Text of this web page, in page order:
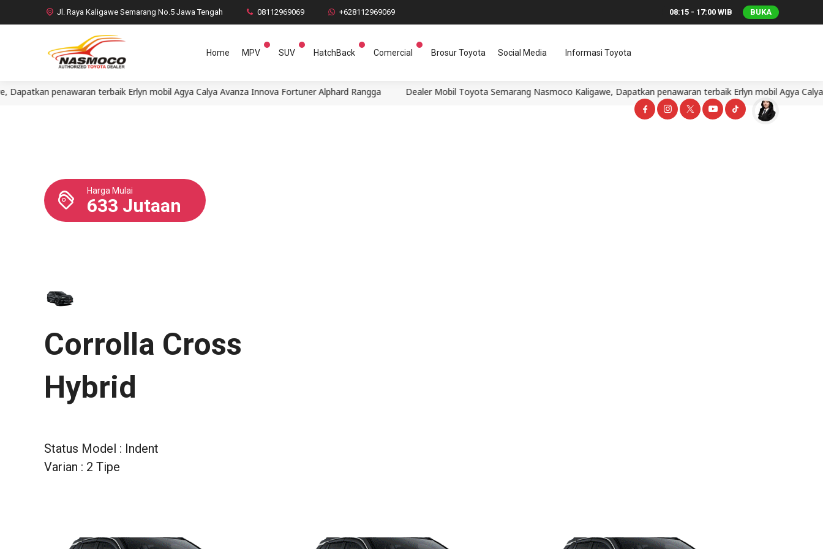
Jl. Raya Kaligawe Semarang No.5 Jawa Tengah 08112969069 +628112969069 08:15 - 17:00 WIB BUKA
Home MPV SUV HatchBack Comercial Brosur Toyota Social Media Informasi Toyota
terbaik Erlyn mobil Agya Calya Avanza Innova Fortuner Alphard Rangga Dealer Mobil Toyota Semarang Nasmoco Kaligawe, Dapatkan penawaran terbaik Erlyn mobil Agya Calya Avanza
Harga Mulai
633 Jutaan
Corrolla Cross
Hybrid
Status Model : Indent
Varian : 2 Tipe